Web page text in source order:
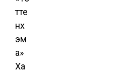
тте
нх
эм
а»
Ха